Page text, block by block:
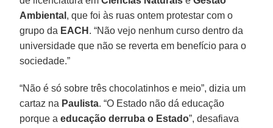
Ambiental , que foi às ruas ontem protestar com o
grupo da EACH . “Não vejo nenhum curso dentro da
universidade que não se reverta em benefício para o
sociedade.”
“Não é só sobre três chocolatinhos e meio”, dizia um
cartaz na Paulista. “O Estado não dá educação
porque aeducação derruba o Estado”, desafiava